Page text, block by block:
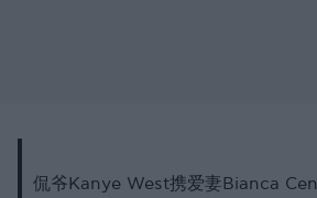
侃爷Kanye West携爱妻Bianca